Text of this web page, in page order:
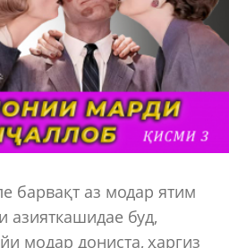
барвақт аз модар ятим
азияткашидае буд,
модар дониста, ҳаргиз